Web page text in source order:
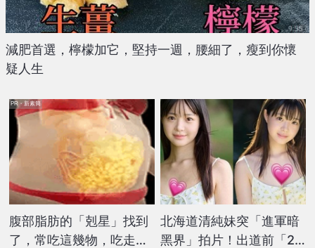
減肥首選，檸檬加它，堅持一週，腰細了，瘦到你懷
疑人生
腹部脂肪的「剋星」找到
了，常吃這幾物，吃走大
PR・新素簡
北海道清純妹突「進軍暗
黑界」拍片！出道前「2